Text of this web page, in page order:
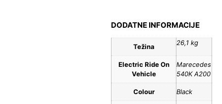
DODATNE INFORMACIJE
Težina 26,1 kg
Electric Ride On
Vehicle
Marecedes
540K A200
Colour Black